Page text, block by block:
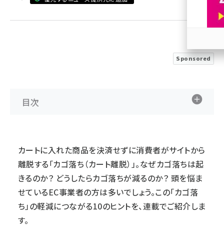
Sponsored
目次
カートに入れた商品を決済せずに消費者がサイトから
離脱する「カゴ落ち（カート離脱）」。なぜカゴ落ちは起
きるのか？ どうしたらカゴ落ちが減るのか？ 頭を悩ま
せているEC事業者の方は多いでしょう。この「カゴ落
ち」の軽減につながる10のヒントを、連載でご紹介しま
す。
参